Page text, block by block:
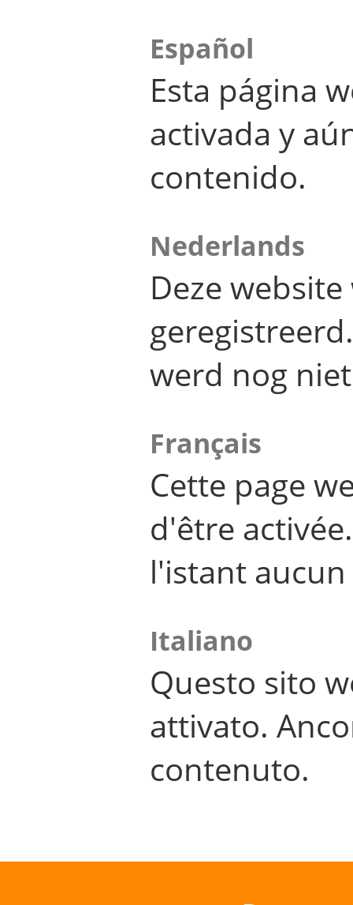
Español
Esta página
activada y
contenido.
Nederlands
Deze
werd nog
Français
Cette page
d'être
l'istant
Italiano
Questo sito
attivato.
contenuto.